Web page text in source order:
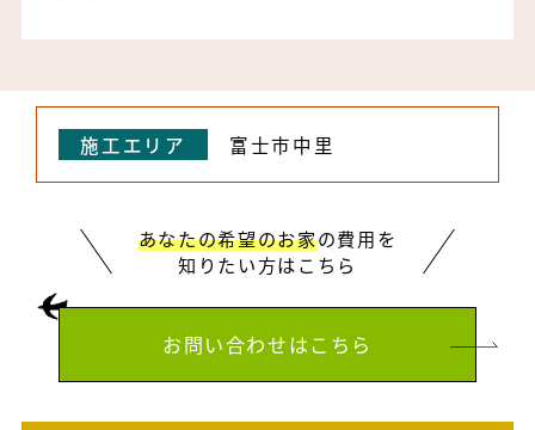
施工エリア 富士市中里
あなたの希望のお家の費用を
知りたい方はこちら
お問い合わせはこちら